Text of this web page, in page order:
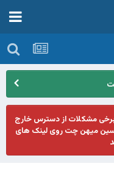
مشکلات از دسترس خارج
میهن چت روی لینک های